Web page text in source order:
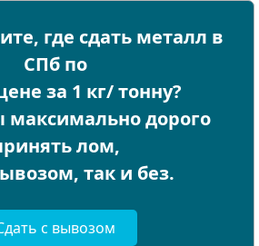
где сдать металл в
СПб по
за 1 кг/ тонну?
дорого
лом,
так и без.
с вывозом